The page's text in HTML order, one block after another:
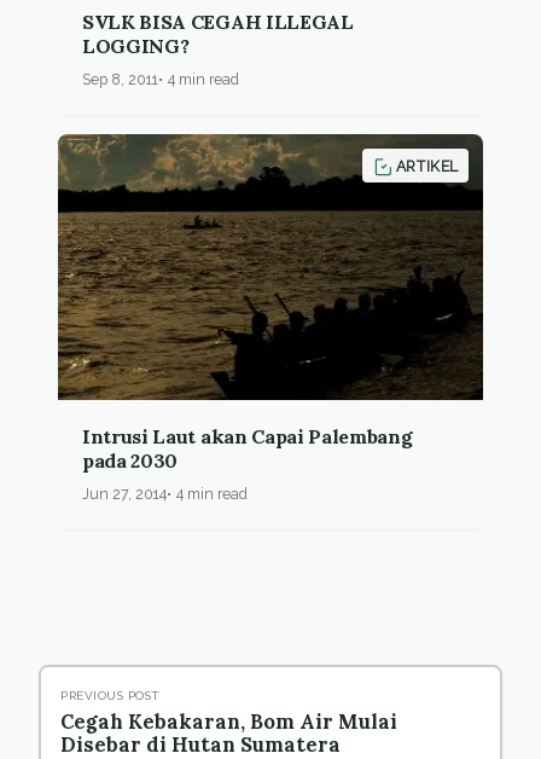
SVLK BISA CEGAH ILLEGAL
LOGGING?
Sep 8, 2011 4 min read
ARTIKEL
Intrusi Laut akan Capai Palembang
pada 2030
Jun 27, 2014 4 min read
PREVIOUS POST
Cegah Kebakaran, Bom Air Mulai
Disebar di Hutan Sumatera